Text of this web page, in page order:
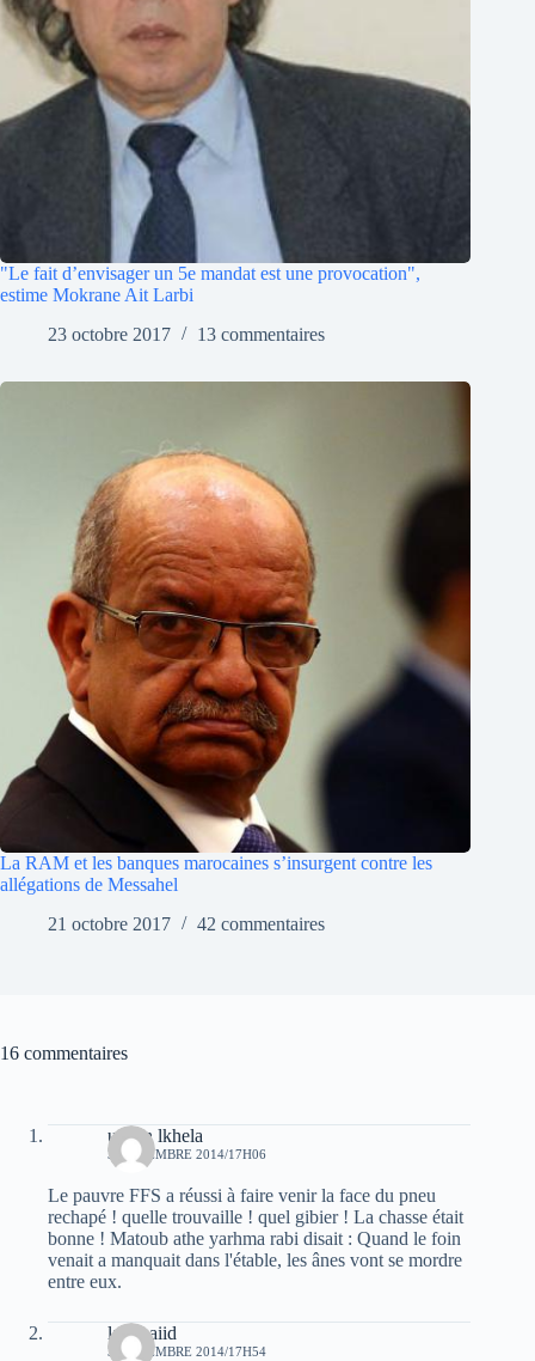
"Le fait d’envisager un 5e mandat est une provocation",
estime Mokrane Ait Larbi
23 octobre 2017
13 commentaires
La RAM et les banques marocaines s’insurgent contre les
allégations de Messahel
21 octobre 2017
42 commentaires
16 commentaires
uchen lkhela
3 NOVEMBRE 2014/17H06
Le pauvre FFS a réussi à faire venir la face du pneu
rechapé ! quelle trouvaille ! quel gibier ! La chasse était
bonne ! Matoub athe yarhma rabi disait : Quand le foin
venait a manquait dans l'étable, les ânes vont se mordre
entre eux.
laid baiid
3 NOVEMBRE 2014/17H54